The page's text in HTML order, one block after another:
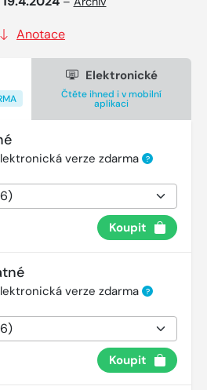
Anotace
Elektronické
Čtěte ihned i v mobilní
aplikaci
verze zdarma ?
Koupit
verze zdarma ?
Koupit